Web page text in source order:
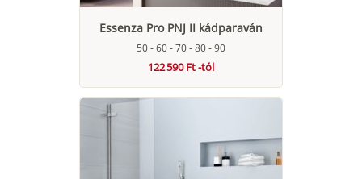
Essenza Pro PNJ II kádparaván
50 - 60 - 70 - 80 - 90
122 590 Ft -tól